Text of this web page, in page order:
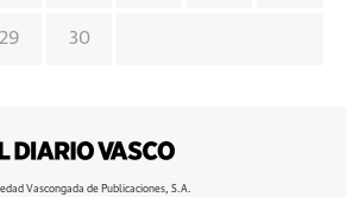
29 30
Vascongada de Publicaciones, S.A.